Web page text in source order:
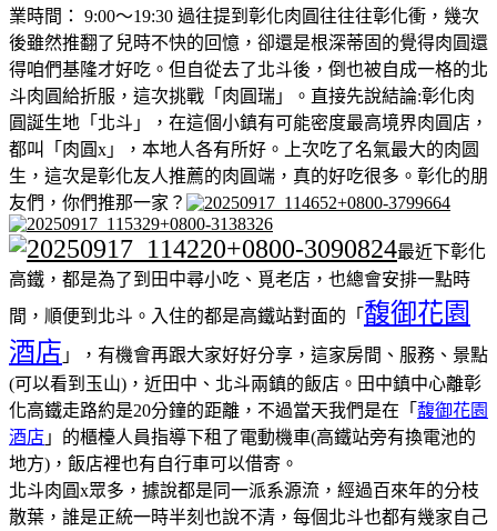
業時間： 9:00～19:30 過往提到彰化肉圓往往往彰化衝，幾次
後雖然推翻了兒時不快的回憶，卻還是根深蒂固的覺得肉圓還
得咱們基隆才好吃。但自從去了北斗後，倒也被自成一格的北
斗肉圓給折服，這次挑戰「肉圓瑞」。直接先說結論:彰化肉
圓誕生地「北斗」，在這個小鎮有可能密度最高境界肉圓店，
都叫「肉圓x」，本地人各有所好。上次吃了名氣最大的肉圆
生，這次是彰化友人推薦的肉圓端，真的好吃很多。彰化的朋
友們，你們推那一家？
最近下彰化
高鐵，都是為了到田中尋小吃、覓老店，也總會安排一點時
間，順便到北斗。入住的都是高鐵站對面的「 馥御花園
酒店 」，有機會再跟大家好好分享，這家房間、服務、景點
(可以看到玉山)，近田中、北斗兩鎮的飯店。田中鎮中心離彰
化高鐵走路約是20分鐘的距離，不過當天我們是在「 馥御花園
酒店 」的櫃檯人員指導下租了電動機車(高鐵站旁有換電池的
地方)，飯店裡也有自行車可以借寄。
北斗肉圓x眾多，據說都是同一派系源流，經過百來年的分枝
散葉，誰是正統一時半刻也說不清，每個北斗也都有幾家自己